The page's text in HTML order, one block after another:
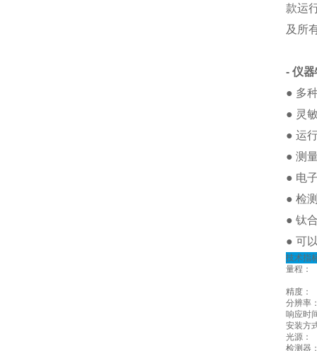
款运
及所
- 仪
● 多
● 灵
● 运
● 测
● 电
● 检
● 钛
● 可
技术指
量程：
精度：
分辨率
响应时
安装方
光源：
检测器